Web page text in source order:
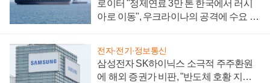
로이터 "정제연료 3만 톤 한국에서 러시
아로 이동", 우크라이나의 공격에 수요 늘
전자·전기·정보통신
삼성전자 SK하이닉스 소극적 주주환원
에 해외 증권가 비판, "반도체 호황 지속